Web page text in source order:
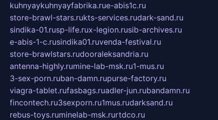
kuhnyaykuhnyayfabrika.rue-abis1c.ru
store-brawl-stars.rukts-services.rudark-sand.ru
sindika-01.rusp-life.rux-legion.rusib-archives.ru
e-abis-1-c.rusindika01.ruvenda-festival.ru
store-brawlstars.rudooraleksandria.ru
antenna-highly.rumine-lab-msk.ru1-mus.ru
3-sex-porn.ruban-damn.rupurse-factory.ru
viagra-tablet.rufasbags.ruadler-jun.rubandamn.ru
fincontech.ru3sexporn.ru1mus.rudarksand.ru
rebus-toys.ruminelab-msk.rurtdco.ru